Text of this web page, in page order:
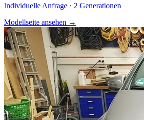
Individuelle Anfrage · 2 Generationen
Modellseite ansehen →